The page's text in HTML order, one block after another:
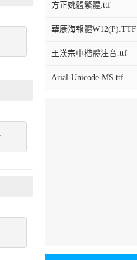
方正姚體繁體.ttf
華康海報體W12(P).TTF
王漢宗中楷體注音.ttf
Arial-Unicode-MS.ttf